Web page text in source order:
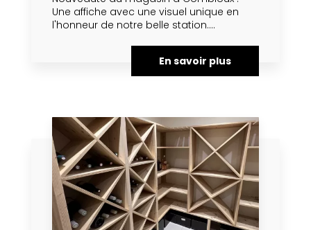
Une affiche avec une visuel unique en
l'honneur de notre belle station....
En savoir plus